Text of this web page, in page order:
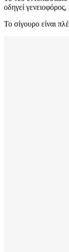
οδηγεί
Το σίγουρο είναι